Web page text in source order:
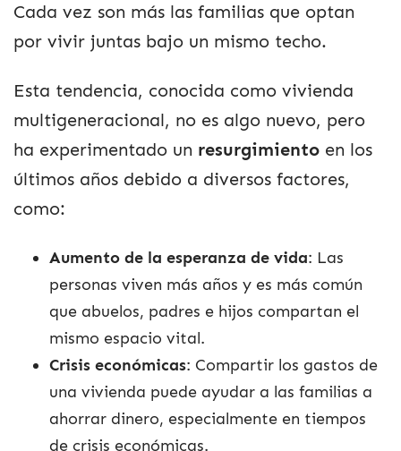
Cada vez son más las familias que optan
por vivir juntas bajo un mismo techo.
Esta tendencia, conocida como vivienda
multigeneracional, no es algo nuevo, pero
ha experimentado un resurgimiento en los
últimos años debido a diversos factores,
como:
Aumento de la esperanza de vida: Las
personas viven más años y es más común
que abuelos, padres e hijos compartan el
mismo espacio vital.
Crisis económicas: Compartir los gastos de
una vivienda puede ayudar a las familias a
ahorrar dinero, especialmente en tiempos
de crisis económicas.